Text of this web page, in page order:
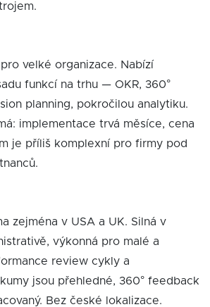
velké organizace. Nabízí
funkcí na trhu — OKR, 360°
planning, pokročilou analytiku.
implementace trvá měsíce, cena
je příliš komplexní pro firmy pod
zejména v USA a UK. Silná v
výkonná pro malé a
review cykly a
jsou přehledné, 360° feedback
Bez české lokalizace.